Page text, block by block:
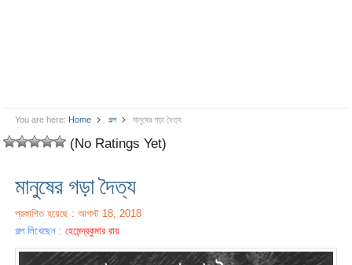
You are here: Home গল্প মানুষের গড়া দৈত্য
(No Ratings Yet)
মানুষের গড়া দৈত্য
প্রকাশিত হয়েছে : আগস্ট 18, 2018
গল্প লিখেছেন :হেমেন্দ্রকুমার রায়